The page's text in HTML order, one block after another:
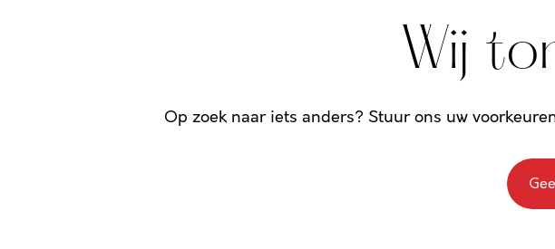
Wij
Op zoek naar iets anders? Stuur ons uw